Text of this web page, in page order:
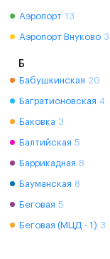
Аэропорт 13
Аэропорт Внуково 3
Б
Бабушкинская 20
Багратионовская 4
Баковка 3
Балтийская 5
Баррикадная 8
Бауманская 8
Беговая 5
Беговая (МЦД - 1) 3